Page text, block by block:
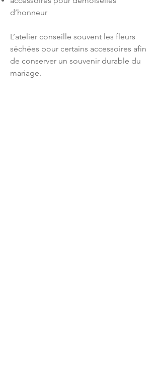
d’honneur
L’atelier conseille souvent les fleurs
séchées pour certains accessoires afin
de conserver un souvenir durable du
mariage.